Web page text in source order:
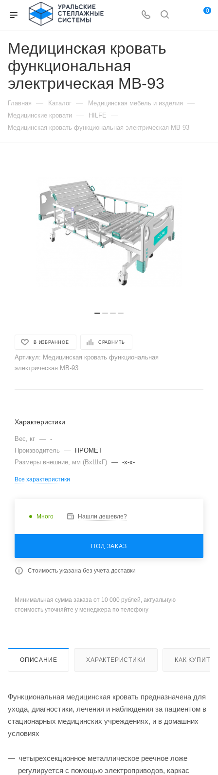
0
Медицинская кровать
функциональная
электрическая МВ-93
Главная — Каталог — Медицинская мебель и изделия —
Медицинские кровати — HILFE —
Медицинская кровать функциональная электрическая МВ-93
В ИЗБРАННОЕ СРАВНИТЬ
Артикул: Медицинская кровать функциональная
электрическая МВ-93
Характеристики
Вес, кг — -
Производитель
—
ПРОМЕТ
Размеры внешние, мм (ВхШхГ) — -x-x-
Все характеристики
Много Нашли дешевле?
ПОД ЗАКАЗ
Стоимость указана без учета доставки
Минимальная сумма заказа от 10 000 рублей, актуальную
стоимость уточняйте у менеджера по телефону
ОПИСАНИЕ ХАРАКТЕРИСТИКИ КАК КУПИТЬ
Функциональная медицинская кровать предназначена для
ухода, диагностики, лечения и наблюдения за пациентом в
стационарных медицинских учреждениях, и в домашних
условиях
четырехсекционное металлическое реечное ложе
регулируется с помощью электроприводов, каркас